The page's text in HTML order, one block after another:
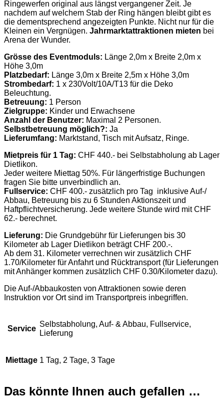
Ringewerfen original aus längst vergangener Zeit. Je
nachdem auf welchem Stab der Ring hängen bleibt gibt es
die dementsprechend angezeigten Punkte. Nicht nur für die
Kleinen ein Vergnügen. Jahrmarktattraktionen mieten bei
Arena der Wunder.
Grösse des Eventmoduls: Länge 2,0m x Breite 2,0m x
Höhe 3,0m
Platzbedarf: Länge 3,0m x Breite 2,5m x Höhe 3,0m
Strombedarf: 1 x 230Volt/10A/T13 für die Deko
Beleuchtung.
Betreuung: 1 Person
Zielgruppe: Kinder und Erwachsene
Anzahl der Benutzer: Maximal 2 Personen.
Selbstbetreuung möglich?: Ja
Lieferumfang: Marktstand, Tisch mit Aufsatz, Ringe.
Mietpreis für 1 Tag: CHF 440.- bei Selbstabholung ab Lager
Dietlikon.
Jeder weitere Miettag 50%. Für längerfristige Buchungen
fragen Sie bitte unverbindlich an.
Fullservice: CHF 400.- zusätzlich pro Tag inklusive Auf-/
Abbau, Betreuung bis zu 6 Stunden Aktionszeit und
Haftpflichtversicherung. Jede weitere Stunde wird mit CHF
62.- berechnet.
Lieferung: Die Grundgebühr für Lieferungen bis 30
Kilometer ab Lager Dietlikon beträgt CHF 200.-.
Ab dem 31. Kilometer verrechnen wir zusätzlich CHF
1.70/Kilometer für Anfahrt und Rücktransport (für Lieferungen
mit Anhänger kommen zusätzlich CHF 0.30/Kilometer dazu).
Die Auf-/Abbaukosten von Attraktionen sowie deren
Instruktion vor Ort sind im Transportpreis inbegriffen.
Service
Selbstabholung, Auf- & Abbau, Fullservice,
Lieferung
Miettage 1 Tag, 2 Tage, 3 Tage
Das könnte Ihnen auch gefallen …